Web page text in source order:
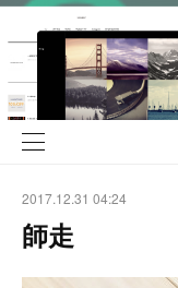
2017.12.31 04:24
師走